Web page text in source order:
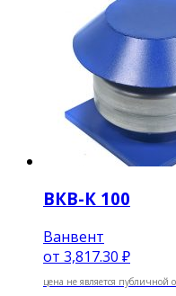
ВКВ-К 100
Ванвент
от 3,817.30 ₽
цена не является публичной